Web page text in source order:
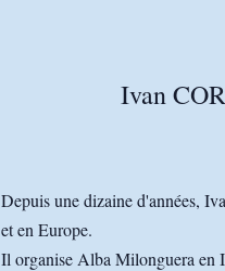
Ivan
Depuis une dizaine d'années,
et en Europe.
Il organise Alba Milonguera en